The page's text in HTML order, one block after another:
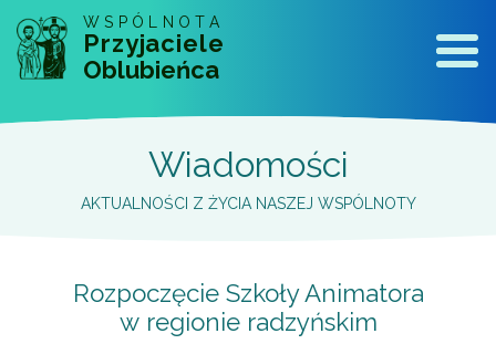
WSPÓLNOTA
Przyjaciele
Oblubieńca
Wiadomości
AKTUALNOŚCI Z ŻYCIA NASZEJ WSPÓLNOTY
Rozpoczęcie Szkoły Animatora
w regionie radzyńskim